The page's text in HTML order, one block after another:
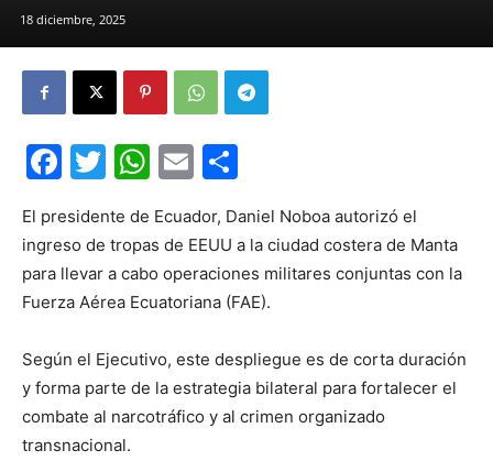
18 diciembre, 2025
Facebook
Twitter
WhatsApp
Email
El presidente de Ecuador, Daniel Noboa autorizó el
ingreso de tropas de EEUU a la ciudad costera de Manta
para llevar a cabo operaciones militares conjuntas con la
Fuerza Aérea Ecuatoriana (FAE).
Según el Ejecutivo, este despliegue es de corta duración
y forma parte de la estrategia bilateral para fortalecer el
combate al narcotráfico y al crimen organizado
transnacional.